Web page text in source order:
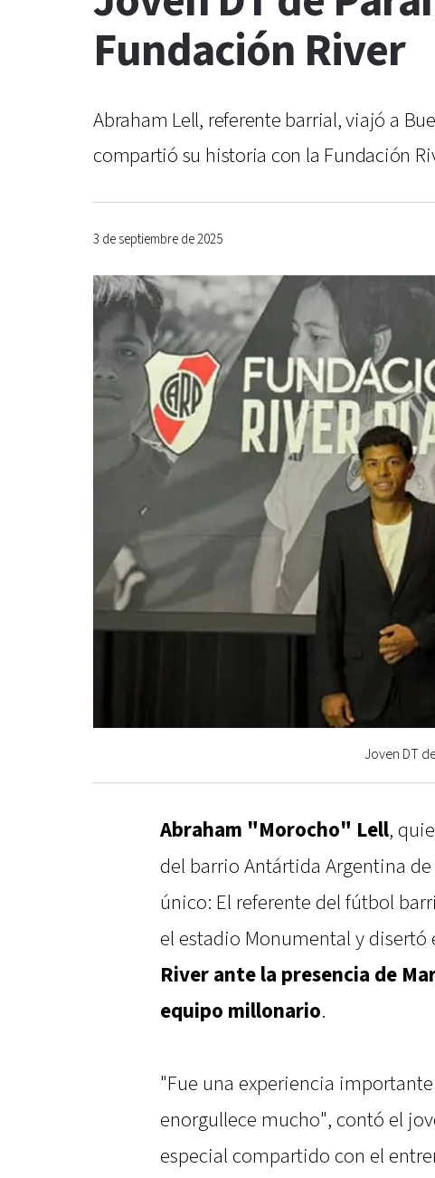
Fundación River
Abraham Lell, referente barrial, viajó a
compartió su historia con la Fundación
3 de septiembre de 2025
Joven DT
Abraham "Morocho" Lell,
del barrio Antártida Argentina
único: El referente del fútbol
el estadio Monumental y disertó
River ante la presencia de
equipo millonario.
"Fue una experiencia
enorgullece mucho", contó el
especial compartido con el